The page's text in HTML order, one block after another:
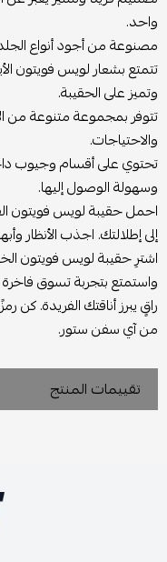
واحد.
مصنوعة من أجود أنواع
تتمتع بشعار لويس فويتون
وتميز على الحقيبة.
تتوفر بمجموعة متنوعة من
والاحتياجات.
تحتوي على أقسام وجيوب
وسهولة الوصول إليها.
احمل حقيبة لويس فويتون
إلى إطلالتك. اجذب الأنظار
اشترِ حقيبة لويس فويتون
واستمتع بتجربة تسوق
راقٍ يبرز أناقتك الفريدة. كن
من آي سفن ستور.
تقييمات المنتج